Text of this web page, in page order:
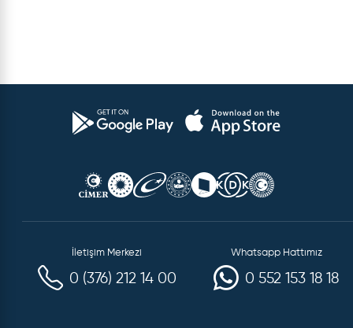
İletişim Merkezi
0 (376) 212 14 00
Whatsapp Hattımız
0 552 153 18 18